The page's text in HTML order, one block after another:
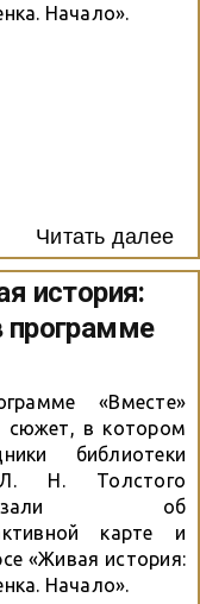
Начало».
Читать далее
история:
программе
«Вместе»
сюжет, в котором
библиотеки
Н. Толстого
об
карте и
«Живая история:
Начало».